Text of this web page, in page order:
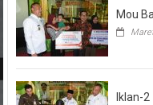
Mou
Iklan-2